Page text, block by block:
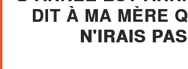
DIT À MA MÈRE
N'IRAIS